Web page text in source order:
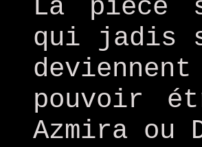
La pièce
qui jadis
pouvoir
Azmira ou